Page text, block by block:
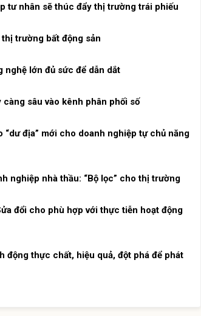
tư nhân sẽ thúc đẩy thị trường trái phiếu
trường bất động sản
nghệ lớn đủ sức để dẫn dắt
sâu vào kênh phân phối số
“dư địa” mới cho doanh nghiệp tự chủ năng
nghiệp nhà thầu: “Bộ lọc” cho thị trường
đổi cho phù hợp với thực tiễn hoạt động
động thực chất, hiệu quả, đột phá để phát